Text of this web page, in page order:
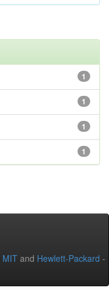
1
1
1
1
MIT and Hewlett-Packard -